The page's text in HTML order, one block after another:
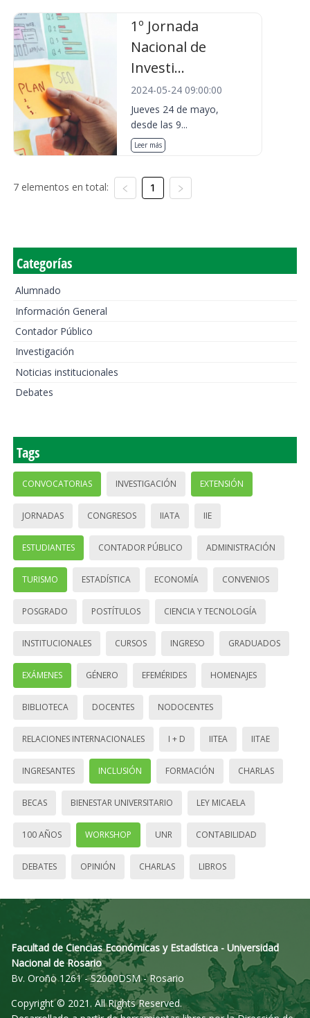
1º Jornada
Nacional de
Investi...
2024-05-24 09:00:00
Jueves 24 de mayo,
desde las 9...
Leer más
7 elementos en total: 1
Categorías
Alumnado
Información General
Contador Público
Investigación
Noticias institucionales
Debates
Tags
CONVOCATORIAS INVESTIGACIÓN EXTENSIÓN
JORNADAS CONGRESOS IIATA IIE
ESTUDIANTES CONTADOR PÚBLICO ADMINISTRACIÓN
TURISMO ESTADÍSTICA ECONOMÍA CONVENIOS
POSGRADO POSTÍTULOS CIENCIA Y TECNOLOGÍA
INSTITUCIONALES CURSOS INGRESO GRADUADOS
EXÁMENES GÉNERO EFEMÉRIDES HOMENAJES
BIBLIOTECA DOCENTES NODOCENTES
RELACIONES INTERNACIONALES I + D IITEA IITAE
INGRESANTES INCLUSIÓN FORMACIÓN CHARLAS
BECAS BIENESTAR UNIVERSITARIO LEY MICAELA
100 AÑOS WORKSHOP UNR CONTABILIDAD
DEBATES OPINIÓN CHARLAS LIBROS
Facultad de Ciencias Económicas y Estadística - Universidad
Nacional de Rosario
Bv. Oroño 1261 - S2000DSM - Rosario
Copyright © 2021. All Rights Reserved.